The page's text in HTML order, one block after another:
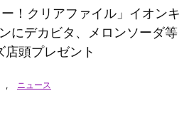
！クリアファイル」イオンキ
にデカビタ、メロンソーダ等
店頭プレゼント
, ニュース